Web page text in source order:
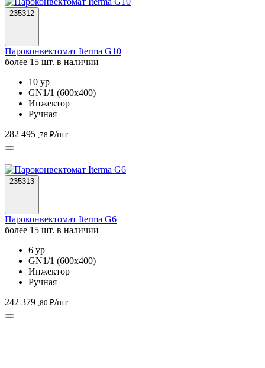
235312
Пароконвектомат Iterma G10
более 15 шт. в наличии
10 ур
GN1/1 (600х400)
Инжектор
Ручная
282 495 ,78 ₽/шт
235313
Пароконвектомат Iterma G6
более 15 шт. в наличии
6 ур
GN1/1 (600х400)
Инжектор
Ручная
242 379 ,80 ₽/шт